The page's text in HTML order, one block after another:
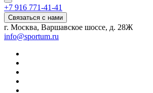
+7 916 771-41-41
Связаться с нами
г. Москва, Варшавское шоссе, д. 28Ж
info@sportum.ru